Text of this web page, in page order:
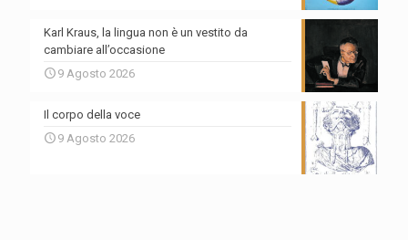
Karl Kraus, la lingua non è un vestito da
cambiare all’occasione
9 Agosto 2026
Il corpo della voce
9 Agosto 2026